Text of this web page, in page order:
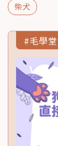
柴犬
#毛學堂